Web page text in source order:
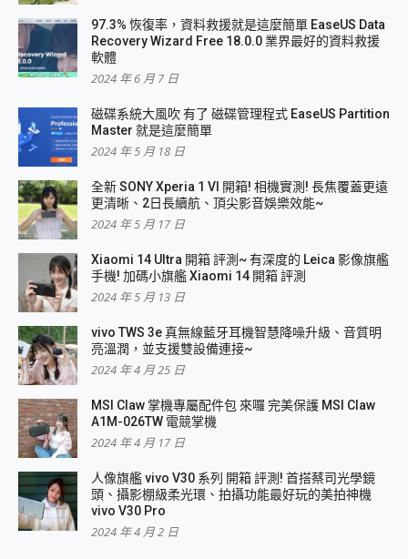
97.3% 恢復率，資料救援就是這麼簡單 EaseUS Data
Recovery Wizard Free 18.0.0 業界最好的資料救援
軟體
2024 年 6 月 7 日
磁碟系統大風吹 有了 磁碟管理程式 EaseUS Partition
Master 就是這麼簡單
2024 年 5 月 18 日
全新 SONY Xperia 1 VI 開箱! 相機實測! 長焦覆蓋更遠
更清晰、2日長續航、頂尖影音娛樂效能~
2024 年 5 月 17 日
Xiaomi 14 Ultra 開箱 評測~ 有深度的 Leica 影像旗艦
手機! 加碼小旗艦 Xiaomi 14 開箱 評測
2024 年 5 月 13 日
vivo TWS 3e 真無線藍牙耳機智慧降噪升級、音質明
亮溫潤，並支援雙設備連接~
2024 年 4 月 25 日
MSI Claw 掌機專屬配件包 來囉 完美保護 MSI Claw
A1M-026TW 電競掌機
2024 年 4 月 17 日
人像旗艦 vivo V30 系列 開箱 評測! 首搭蔡司光學鏡
頭、攝影棚級柔光環、拍攝功能最好玩的美拍神機
vivo V30 Pro
2024 年 4 月 2 日